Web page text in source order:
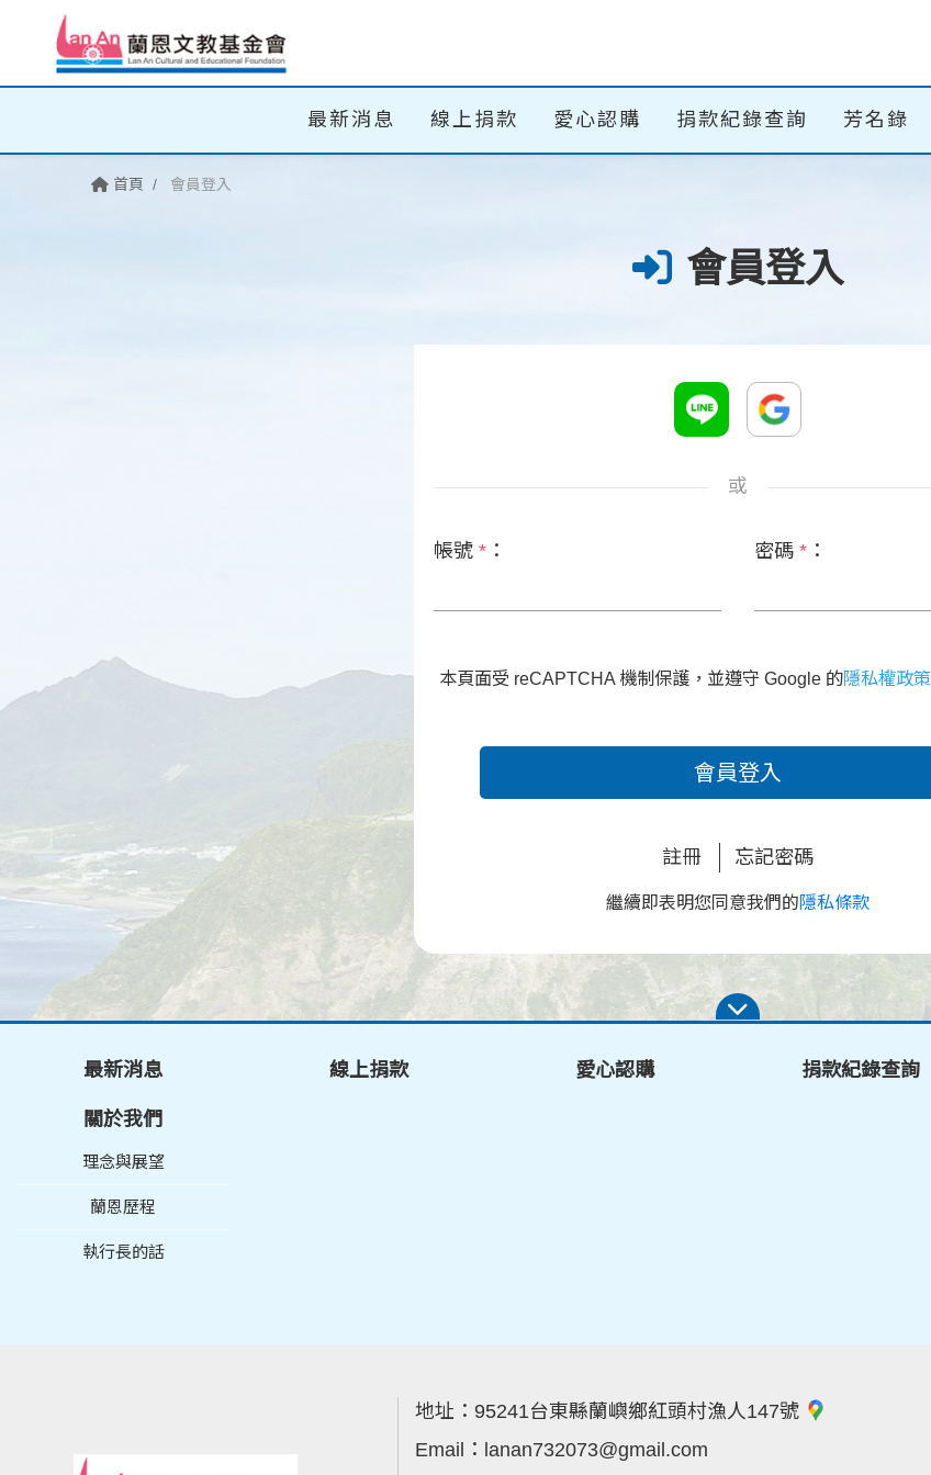
最新消息 線上捐款 愛心認購 捐款紀錄查詢 芳名錄
首頁 會員登入
會員登入
或
帳號 * ： 密碼 * ：
本頁面受 reCAPTCHA 機制保護，並遵守 Google 的隱私權政策
會員登入
註冊 忘記密碼
繼續即表明您同意我們的隱私條款
最新消息 線上捐款 愛心認購 捐款紀錄查詢
關於我們
理念與展望
蘭恩歷程
執行長的話
地址： 95241台東縣蘭嶼鄉紅頭村漁人147號
Email： lanan732073@gmail.com